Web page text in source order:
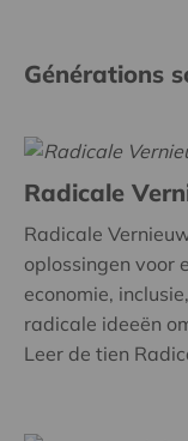
Générations
Radicale
Radicale
oplossingen voor
economie,
radicale ideeën
Leer de tien